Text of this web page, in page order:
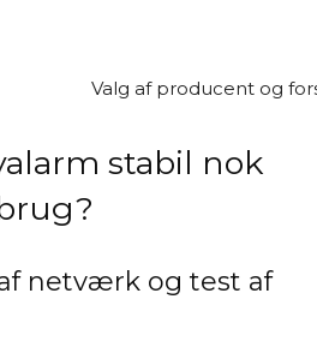
stabil nok
netværk og test af